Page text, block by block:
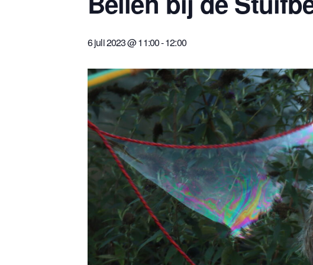
6 juli 2023 @ 11:00-12:00